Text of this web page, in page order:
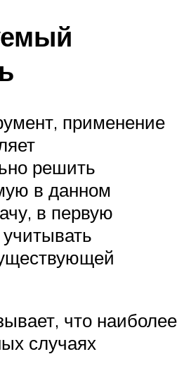
применение
решить
в данном
в первую
что наиболее
случаях